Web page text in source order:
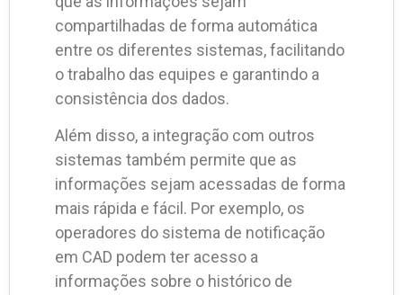
compartilhadas de forma automática
entre os diferentes sistemas, facilitando
o trabalho das equipes e garantindo a
consistência dos dados.
Além disso, a integração com outros
sistemas também permite que as
informações sejam acessadas de forma
mais rápida e fácil. Por exemplo, os
operadores do sistema de notificação
em CAD podem ter acesso a
informações sobre o histórico de